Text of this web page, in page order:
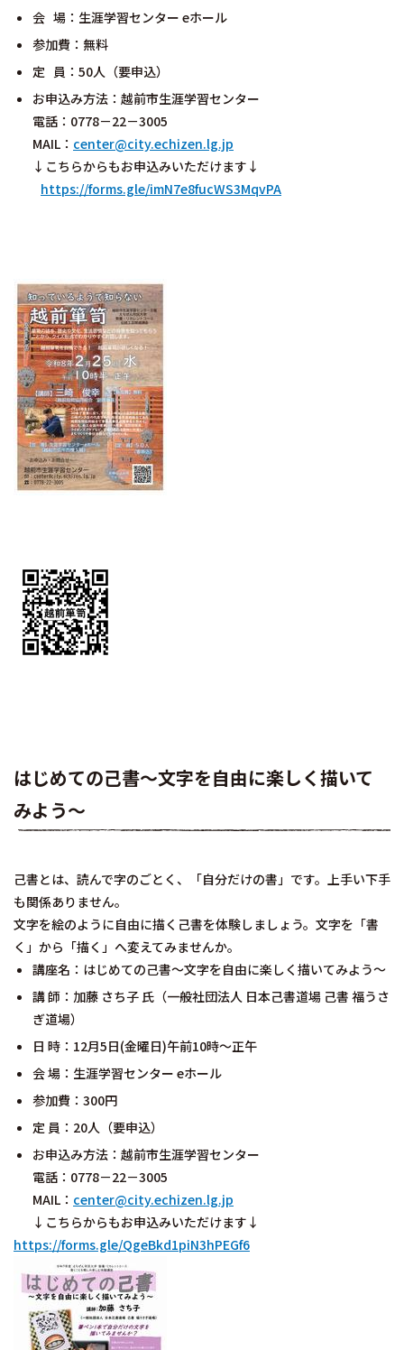
会 場：生涯学習センター eホール
参加費：無料
定 員：50人（要申込）
お申込み方法：越前市生涯学習センター
電話：0778－22－3005
MAIL： center@city.echizen.lg.jp
↓こちらからもお申込みいただけます↓
https://forms.gle/imN7e8fucWS3MqvPA
はじめての己書～文字を自由に楽しく描いて
みよう～
己書とは、読んで字のごとく、「自分だけの書」です。上手い下手
も関係ありません。
文字を絵のように自由に描く己書を体験しましょう。文字を「書
く」から「描く」へ変えてみませんか。
講座名：はじめての己書～文字を自由に楽しく描いてみよう～
講 師：加藤 さち子 氏（一般社団法人 日本己書道場 己書 福うさ
ぎ道場）
日 時：12月5日(金曜日)午前10時～正午
会 場：生涯学習センター eホール
参加費：300円
定 員：20人（要申込）
お申込み方法：越前市生涯学習センター
電話：0778－22－3005
MAIL： center@city.echizen.lg.jp
↓こちらからもお申込みいただけます↓
https://forms.gle/QgeBkd1piN3hPEGf6